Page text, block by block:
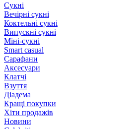
Сукні
Вечірні сукні
Коктельні сукні
Випускні сукні
Міні-сукні
Smart casual
Сарафани
Аксесуари
Клатчі
Взуття
Діадема
Кращі покупки
Хіти продажів
Новини